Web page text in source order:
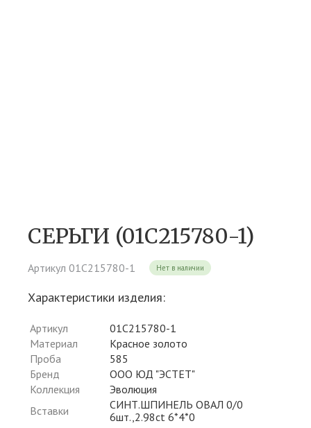
СЕРЬГИ (01С215780-1)
Артикул 01С215780-1 Нет в наличии
Характеристики изделия:
Артикул
01С215780-1
Материал
Красное золото
Проба
585
Бренд
ООО ЮД "ЭСТЕТ"
Коллекция
Эволюция
Вставки
СИНТ.ШПИНЕЛЬ ОВАЛ 0/0
6шт.,2.98ct 6*4*0